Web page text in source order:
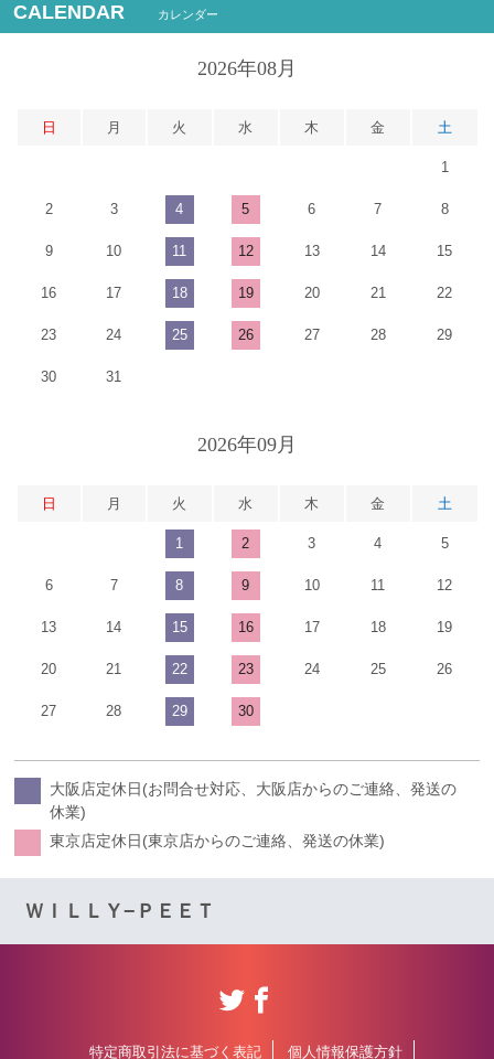
CALENDAR カレンダー
2026年08月
日 月 火 水 木 金 土
1
2 3 4 5 6 7 8
9 10 11 12 13 14 15
16 17 18 19 20 21 22
23 24 25 26 27 28 29
30 31
2026年09月
日 月 火 水 木 金 土
1 2 3 4 5
6 7 8 9 10 11 12
13 14 15 16 17 18 19
20 21 22 23 24 25 26
27 28 29 30
大阪店定休日(お問合せ対応、大阪店からのご連絡、発送の
休業)
東京店定休日(東京店からのご連絡、発送の休業)
ＷＩＬＬＹ−ＰＥＥＴ
特定商取引法に基づく表記 個人情報保護方針